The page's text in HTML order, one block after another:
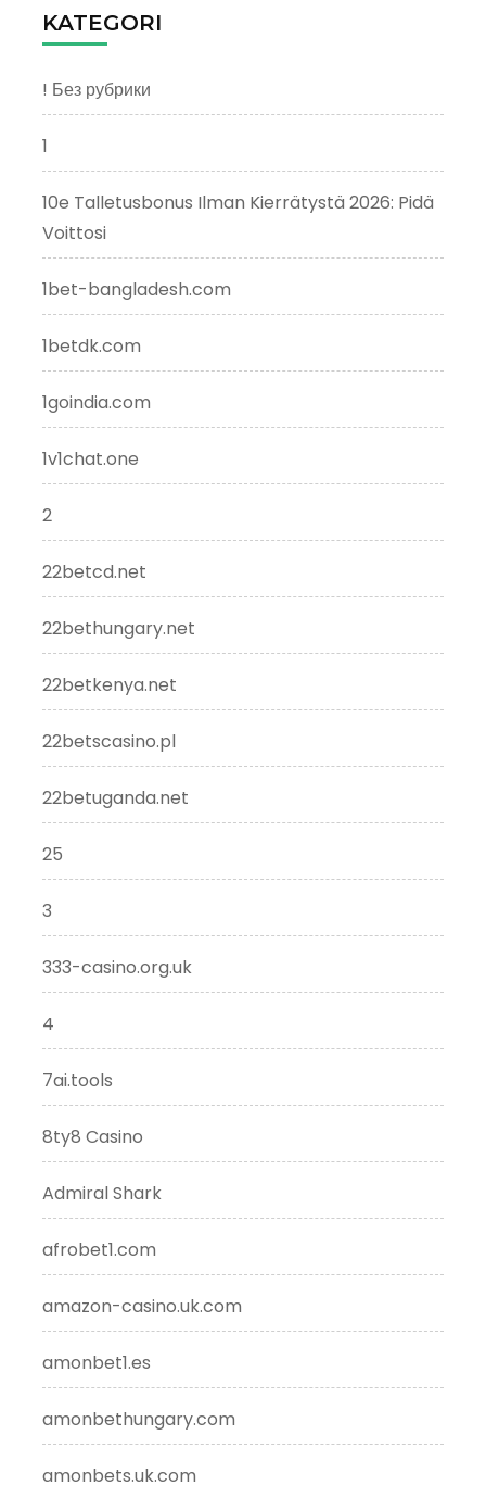
KATEGORI
! Без рубрики
1
10e Talletusbonus Ilman Kierrätystä 2026: Pidä
Voittosi
1bet-bangladesh.com
1betdk.com
1goindia.com
1v1chat.one
2
22betcd.net
22bethungary.net
22betkenya.net
22betscasino.pl
22betuganda.net
25
3
333-casino.org.uk
4
7ai.tools
8ty8 Casino
Admiral Shark
afrobet1.com
amazon-casino.uk.com
amonbet1.es
amonbethungary.com
amonbets.uk.com